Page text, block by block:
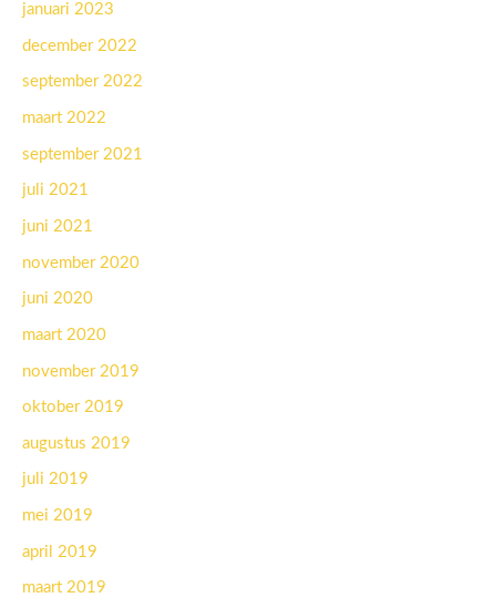
januari 2023
december 2022
september 2022
maart 2022
september 2021
juli 2021
juni 2021
november 2020
juni 2020
maart 2020
november 2019
oktober 2019
augustus 2019
juli 2019
mei 2019
april 2019
maart 2019